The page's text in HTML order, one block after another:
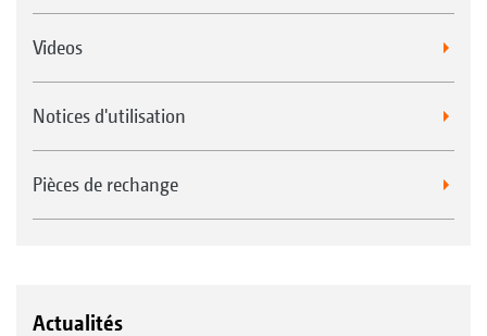
Videos
Notices d'utilisation
Pièces de rechange
Actualités